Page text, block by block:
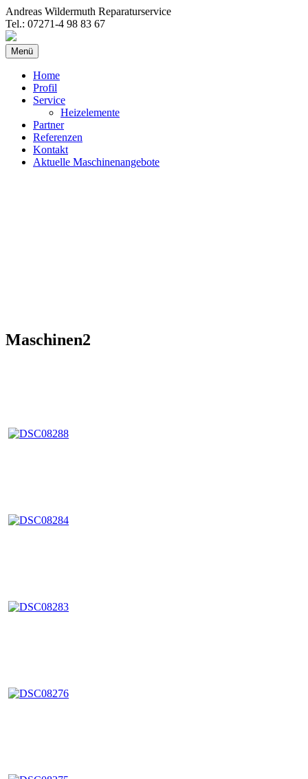
Andreas Wildermuth Reparaturservice
Tel.: 07271-4 98 83 67
Menü Springe
zum
Inhalt
Home
Profil
Service
Heizelemente
Partner
Referenzen
Kontakt
Aktuelle Maschinenangebote
Maschinen2